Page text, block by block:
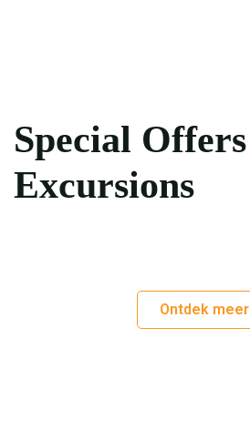
Special Offers
Excursions
Ontdek meer